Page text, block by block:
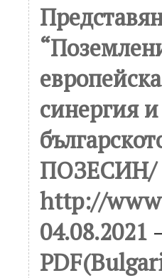
синергия
ПОЗЕСИН/
http://
04.08.2021